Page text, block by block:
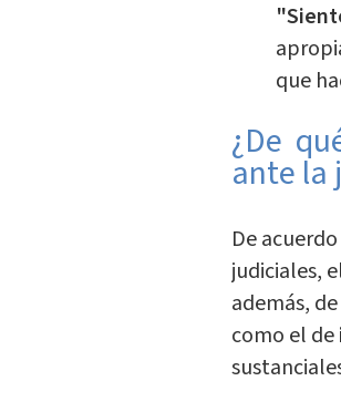
que
¿De
ante la
De
judiciales,
además,
como el de